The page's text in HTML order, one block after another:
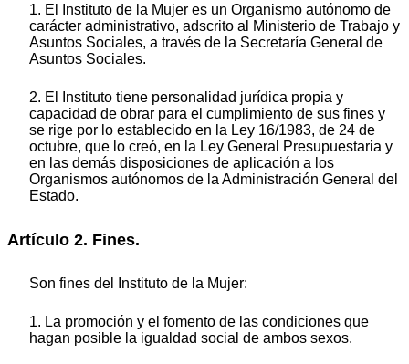
1. El Instituto de la Mujer es un Organismo autónomo de
carácter administrativo, adscrito al Ministerio de Trabajo y
Asuntos Sociales, a través de la Secretaría General de
Asuntos Sociales.
2. El Instituto tiene personalidad jurídica propia y
capacidad de obrar para el cumplimiento de sus fines y
se rige por lo establecido en la Ley 16/1983, de 24 de
octubre, que lo creó, en la Ley General Presupuestaria y
en las demás disposiciones de aplicación a los
Organismos autónomos de la Administración General del
Estado.
Artículo 2. Fines.
Son fines del Instituto de la Mujer:
1. La promoción y el fomento de las condiciones que
hagan posible la igualdad social de ambos sexos.